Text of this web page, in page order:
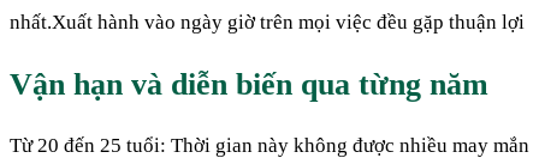
nhất.Xuất hành vào ngày giờ trên mọi việc đều gặp thuận lợi
Vận hạn và diễn biến qua từng năm
Từ 20 đến 25 tuổi: Thời gian này không được nhiều may mắn